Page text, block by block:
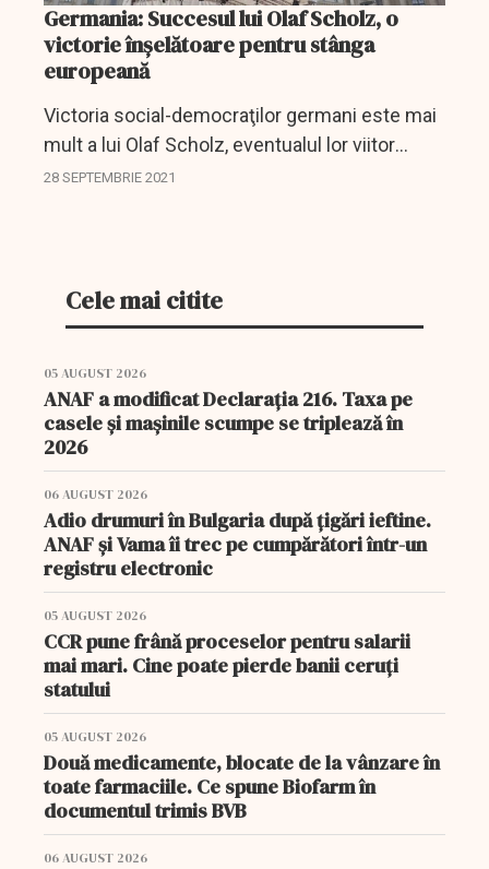
Germania: Succesul lui Olaf Scholz, o
victorie înșelătoare pentru stânga
europeană
Victoria social-democraţilor germani este mai
mult a lui Olaf Scholz, eventualul lor viitor
cancelar, decât cea a SPD, afirmă mai mulţi
28 SEPTEMBRIE 2021
Cele mai citite
05 AUGUST 2026
ANAF a modificat Declarația 216. Taxa pe
casele și mașinile scumpe se triplează în
2026
06 AUGUST 2026
Adio drumuri în Bulgaria după țigări ieftine.
ANAF și Vama îi trec pe cumpărători într-un
registru electronic
05 AUGUST 2026
CCR pune frână proceselor pentru salarii
mai mari. Cine poate pierde banii ceruți
statului
05 AUGUST 2026
Două medicamente, blocate de la vânzare în
toate farmaciile. Ce spune Biofarm în
documentul trimis BVB
06 AUGUST 2026